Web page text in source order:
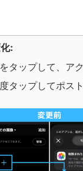
:
タップして、ア
タップしてポス